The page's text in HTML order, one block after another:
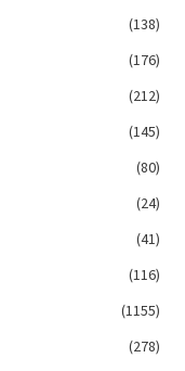
(138)
(176)
(212)
(145)
(80)
(24)
(41)
(116)
(1155)
(278)